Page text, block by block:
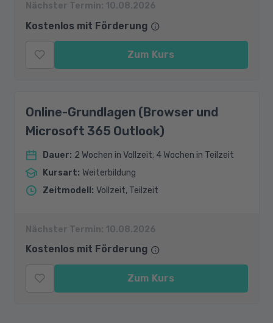
Nächster Termin: 10.08.2026
Kostenlos mit Förderung
Zum Kurs
Online-Grundlagen (Browser und
Microsoft 365 Outlook)
Dauer: 2 Wochen in Vollzeit; 4 Wochen in Teilzeit
Kursart: Weiterbildung
Zeitmodell : Vollzeit, Teilzeit
Nächster Termin: 10.08.2026
Kostenlos mit Förderung
Zum Kurs